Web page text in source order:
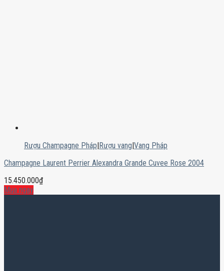
Rượu Champagne Pháp|Rượu vang|Vang Pháp
Champagne Laurent Perrier Alexandra Grande Cuvee Rose 2004
15.450.000₫
Mua ngay